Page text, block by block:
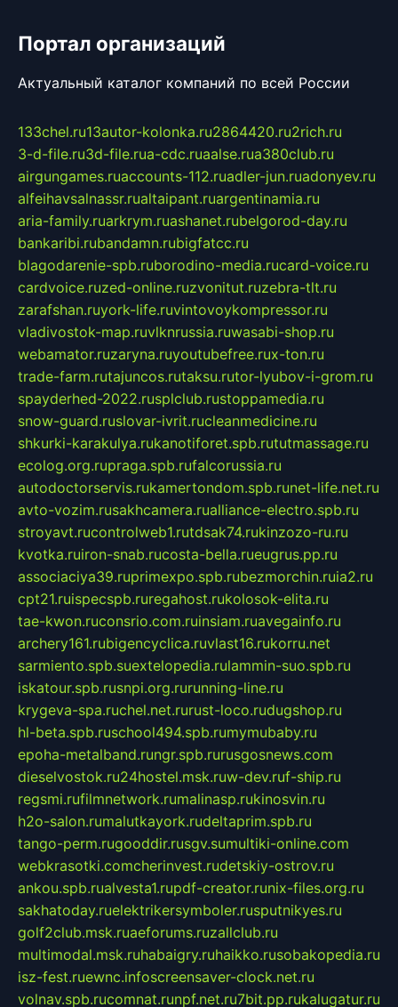
Портал организаций
Актуальный каталог компаний по всей России
133chel.ru13autor-kolonka.ru2864420.ru2rich.ru
3-d-file.ru3d-file.rua-cdc.ruaalse.rua380club.ru
airgungames.ruaccounts-112.ruadler-jun.ruadonyev.ru
alfeihavsalnassr.rualtaipant.ruargentinamia.ru
aria-family.ruarkrym.ruashanet.rubelgorod-day.ru
bankaribi.rubandamn.rubigfatcc.ru
blagodarenie-spb.ruborodino-media.rucard-voice.ru
cardvoice.ruzed-online.ruzvonitut.ruzebra-tlt.ru
zarafshan.ruyork-life.ruvintovoykompressor.ru
vladivostok-map.ruvlknrussia.ruwasabi-shop.ru
webamator.ruzaryna.ruyoutubefree.rux-ton.ru
trade-farm.rutajuncos.rutaksu.rutor-lyubov-i-grom.ru
spayderhed-2022.rusplclub.rustoppamedia.ru
snow-guard.ruslovar-ivrit.rucleanmedicine.ru
shkurki-karakulya.rukanotiforet.spb.rututmassage.ru
ecolog.org.rupraga.spb.rufalcorussia.ru
autodoctorservis.rukamertondom.spb.runet-life.net.ru
avto-vozim.rusakhcamera.rualliance-electro.spb.ru
stroyavt.rucontrolweb1.rutdsak74.rukinzozo-ru.ru
kvotka.ruiron-snab.rucosta-bella.rueugrus.pp.ru
associaciya39.ruprimexpo.spb.rubezmorchin.ruia2.ru
cpt21.ruispecspb.ruregahost.rukolosok-elita.ru
tae-kwon.ruconsrio.com.ruinsiam.ruavegainfo.ru
archery161.rubigencyclica.ruvlast16.rukorru.net
sarmiento.spb.suextelopedia.rulammin-suo.spb.ru
iskatour.spb.rusnpi.org.rurunning-line.ru
krygeva-spa.ruchel.net.rurust-loco.rudugshop.ru
hl-beta.spb.ruschool494.spb.rumymubaby.ru
epoha-metalband.rungr.spb.rurusgosnews.com
dieselvostok.ru24hostel.msk.ruw-dev.ruf-ship.ru
regsmi.rufilmnetwork.rumalinasp.rukinosvin.ru
h2o-salon.rumalutkayork.rudeltaprim.spb.ru
tango-perm.rugooddir.rusgv.sumultiki-online.com
webkrasotki.comcherinvest.rudetskiy-ostrov.ru
ankou.spb.rualvesta1.rupdf-creator.runix-files.org.ru
sakhatoday.ruelektrikersymboler.rusputnikyes.ru
golf2club.msk.ruaeforums.ruzallclub.ru
multimodal.msk.ruhabaigry.ruhaikko.rusobakopedia.ru
isz-fest.ruewnc.infoscreensaver-clock.net.ru
volnav.spb.rucomnat.runpf.net.ru7bit.pp.rukalugatur.ru